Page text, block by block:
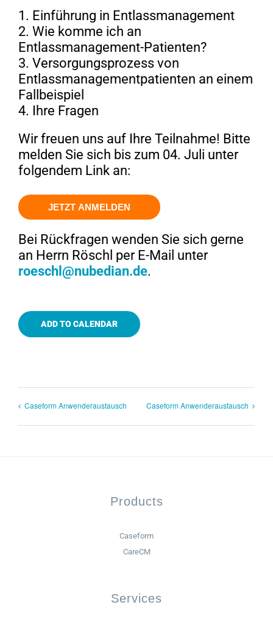
Einführung in Entlassmanagement
Wie komme ich an
Entlassmanagement-Patienten?
Versorgungsprozess von
Entlassmanagementpatienten an einem
Fallbeispiel
Ihre Fragen
Wir freuen uns auf Ihre Teilnahme! Bitte
melden Sie sich bis zum 04. Juli unter
folgendem Link an:
JETZT ANMELDEN
Bei Rückfragen wenden Sie sich gerne
an Herrn Röschl per E-Mail unter
roeschl@nubedian.de.
ADD TO CALENDAR
Caseform Anwenderaustausch Caseform Anwenderaustausch
Products
Caseform
CareCM
Services